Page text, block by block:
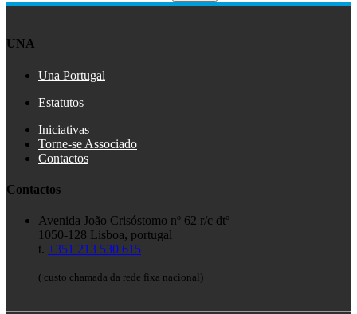
UNA
Una Portugal
Estatutos
Iniciativas
Torne-se Associado
Contactos
Contactos
Avenida João Crisóstomo nº 62 r/c dtº
1050-128 Lisboa, portugal
t. +351 213 530 615
( custo chamada da rede fixa nacional)